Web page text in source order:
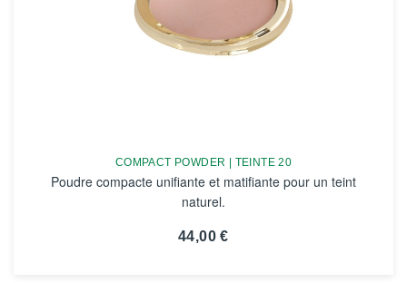
COMPACT POWDER | TEINTE 20
Poudre compacte unifiante et matifiante pour un teint
naturel.
44,00 €